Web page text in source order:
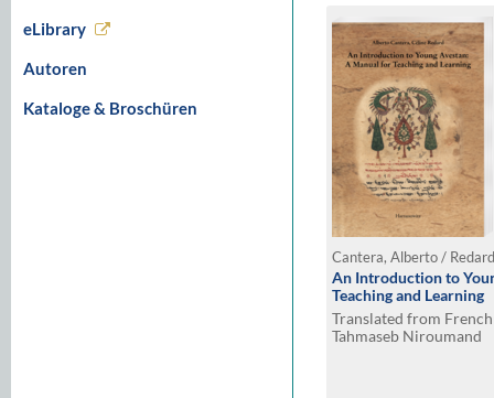
eLibrary
Autoren
Kataloge & Broschüren
Cantera, Alberto /
An Introduction to
Teaching and Learning
Translated from
Tahmaseb Niroumand